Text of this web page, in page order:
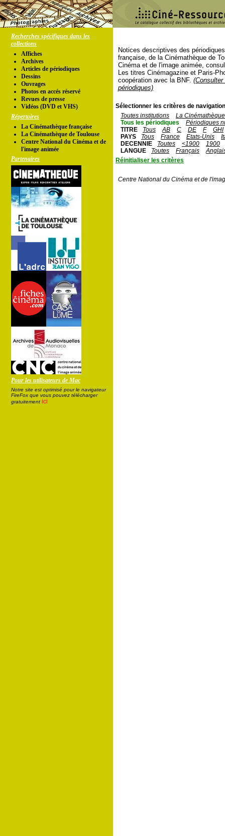
Recherches spécifiques dans les
collections
Affiches
Archives
Articles de périodiques
Dessins
Ouvrages
Photos en accés réservé
Revues de presse
Vidéos (DVD et VHS)
Répertoires
La Cinémathèque française
La Cinémathèque de Toulouse
Centre National du Cinéma et de
l'image animée
Partenaires
Pour les utilisateurs de Mac
Notre site est optimisé pour le navigateur
FireFox que vous pouvez télécharger
gratuitement ici
Notices descriptives des
française, de la Cinémathèque de
Cinéma et de l'image animée,
Les titres Cinémagazine et Paris-
coopération avec la BNF.
périodiques)
Sélectionner les critères de
Toutes institutions
La
Tous les périodiques
Périodiques
TITRE
Tous AB C DE F
GHI
PAYS
Tous France Etats-Unis
DECENNIE
Toutes <1900
1900
LANGUE
Toutes Français
Réinitialiser les critères
Centre National du Cinéma et de